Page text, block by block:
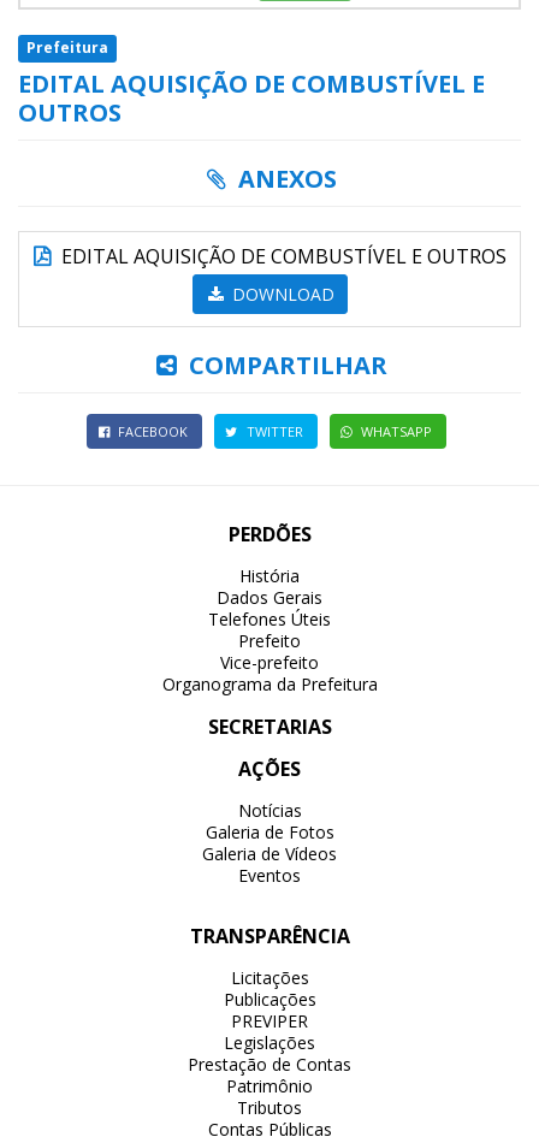
Prefeitura
EDITAL AQUISIÇÃO DE COMBUSTÍVEL E
OUTROS
ANEXOS
EDITAL AQUISIÇÃO DE COMBUSTÍVEL E OUTROS
DOWNLOAD
COMPARTILHAR
FACEBOOK TWITTER WHATSAPP
PERDÕES
História
Dados Gerais
Telefones Úteis
Prefeito
Vice-prefeito
Organograma da Prefeitura
SECRETARIAS
AÇÕES
Notícias
Galeria de Fotos
Galeria de Vídeos
Eventos
TRANSPARÊNCIA
Licitações
Publicações
PREVIPER
Legislações
Prestação de Contas
Patrimônio
Tributos
Contas Públicas